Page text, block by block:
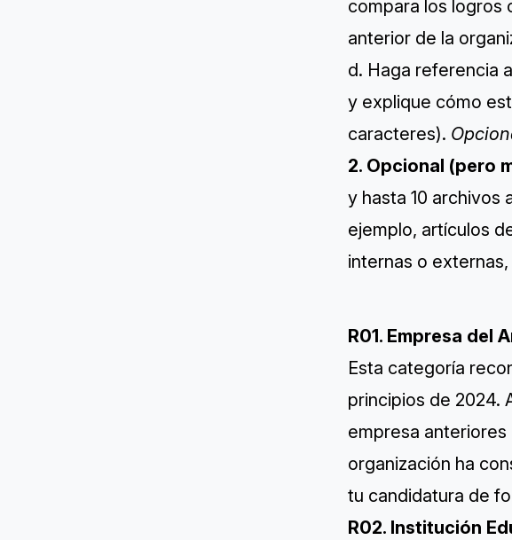
compara los logros
anterior de la
d. Haga referencia
y explique cómo
caracteres).
2. Opcional (pero
y hasta 10 archivos
ejemplo, artículos
internas o
R01. Empresa del
Esta categoría
principios de 2024.
empresa
organización ha
tu candidatura de
R02. Institución